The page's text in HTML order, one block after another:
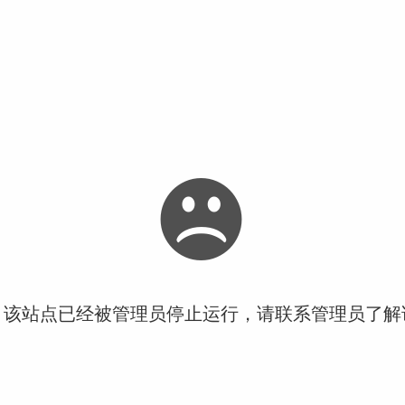
站点已经被管理员停止运行，请联系管理员了